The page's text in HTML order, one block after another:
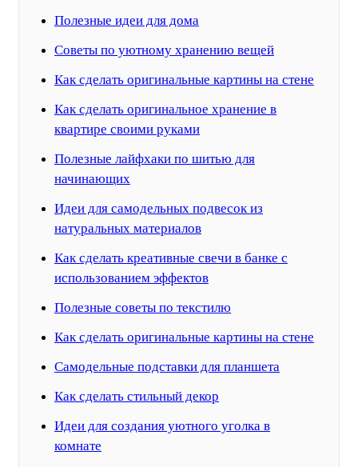
Полезные идеи для дома
Советы по уютному хранению вещей
Как сделать оригинальные картины на стене
Как сделать оригинальное хранение в
квартире своими руками
Полезные лайфхаки по шитью для
начинающих
Идеи для самодельных подвесок из
натуральных материалов
Как сделать креативные свечи в банке с
использованием эффектов
Полезные советы по текстилю
Как сделать оригинальные картины на стене
Самодельные подставки для планшета
Как сделать стильный декор
Идеи для создания уютного уголка в
комнате